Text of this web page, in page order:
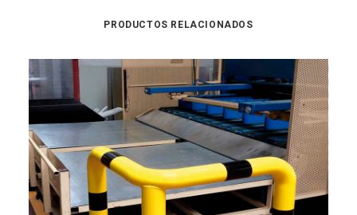
PRODUCTOS RELACIONADOS